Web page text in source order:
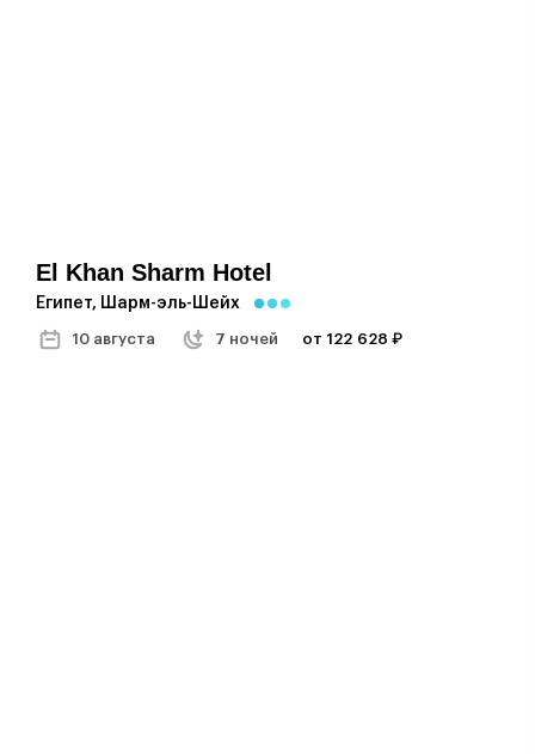
El Khan Sharm Hotel
Египет, Шарм-эль-Шейх
10 августа 7 ночей от 122 628 ₽